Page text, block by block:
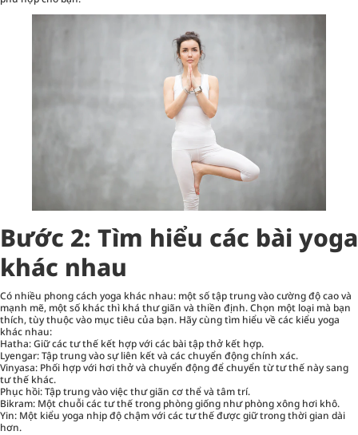
Bước 2: Tìm hiểu các bài yoga
khác nhau
Có nhiều phong cách yoga khác nhau: một số tập trung vào cường độ cao và
mạnh mẽ, một số khác thì khá thư giãn và thiền định. Chọn một loại mà bạn
thích, tùy thuộc vào mục tiêu của bạn. Hãy cùng tìm hiểu về các kiểu yoga
khác nhau:
Hatha: Giữ các tư thế kết hợp với các bài tập thở kết hợp.
Lyengar: Tập trung vào sự liên kết và các chuyển động chính xác.
Vinyasa: Phối hợp với hơi thở và chuyển động để chuyển từ tư thế này sang
tư thế khác.
Phục hồi: Tập trung vào việc thư giãn cơ thể và tâm trí.
Bikram: Một chuỗi các tư thế trong phòng giống như phòng xông hơi khô.
Yin: Một kiểu yoga nhịp độ chậm với các tư thế được giữ trong thời gian dài
hơn.